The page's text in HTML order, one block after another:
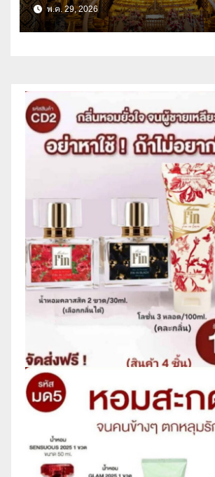
พ.ค. 29, 2026